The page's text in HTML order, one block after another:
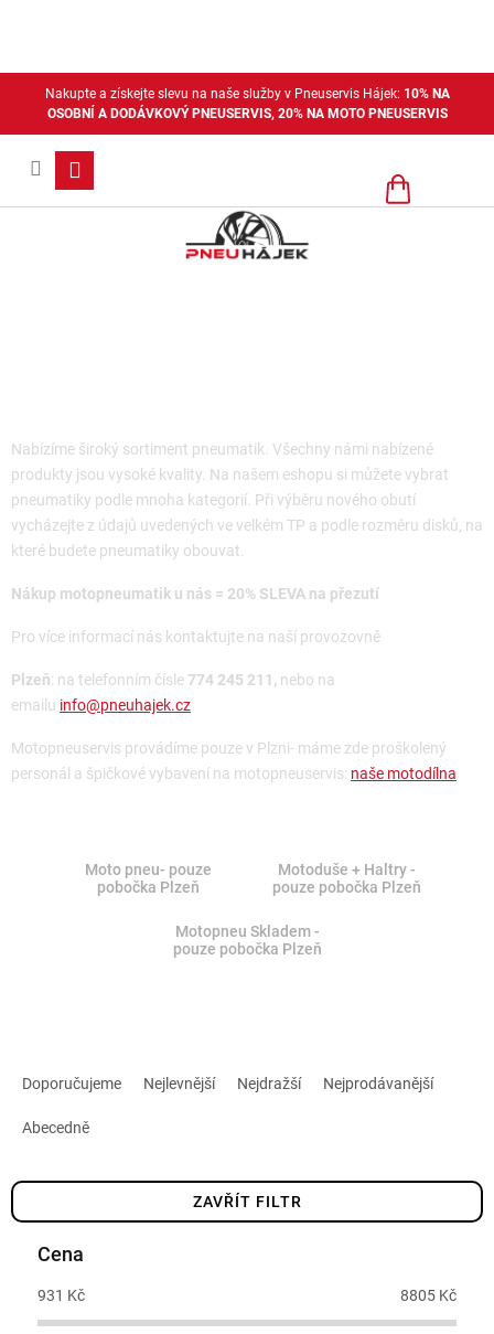
Nakupte a získejte slevu na naše služby v Pneuservis Hájek: 10% NA
OSOBNÍ A DODÁVKOVÝ PNEUSERVIS, 20% NA MOTO PNEUSERVIS
Nákupní
Nabízíme široký sortiment pneumatik. Všechny námi nabízené
produkty jsou vysoké kvality. Na našem eshopu si můžete vybrat
pneumatiky podle mnoha kategorií. Při výběru nového obutí
vycházejte z údajů uvedených ve velkém TP a podle rozměru disků, na
které budete pneumatiky obouvat.
Nákup motopneumatik u nás = 20% SLEVA na přezutí
Pro více informací nás kontaktujte na naší provozovně
Plzeň: na telefonním čísle 774 245 211, nebo na
emailu info@pneuhajek.cz
Motopneuservis provádíme pouze v Plzni- máme zde proškolený
personál a špičkové vybavení na motopneuservis: naše motodílna
Moto pneu- pouze
pobočka Plzeň
Motoduše + Haltry -
pouze pobočka Plzeň
Motopneu Skladem -
pouze pobočka Plzeň
e
í
p
Doporučujeme Nejlevnější Nejdražší Nejprodávanější
Abecedně
ZAVŘÍT FILTR
Cena
931 Kč 8805 Kč